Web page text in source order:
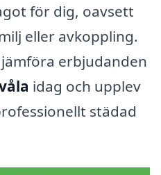
för dig, oavsett
eller avkoppling.
erbjudanden
idag och upplev
städad